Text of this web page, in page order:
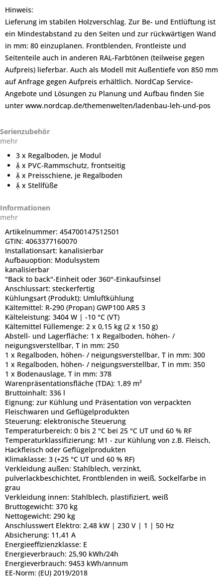
Hinweis:
Lieferung im stabilen Holzverschlag. Zur Be- und Entlüftung ist
ein Mindestabstand zu den Seiten und zur rückwärtigen Wand
in mm: 80 einzuplanen. Frontblenden, Frontleiste und
Seitenteile auch in anderen RAL-Farbtönen (teilweise gegen
Aufpreis) lieferbar. Auch als Modell mit Außentiefe von 850 mm
auf Anfrage gegen Aufpreis erhältlich. NordCap Service-
Angebote und Lösungen zu Planung und Aufbau finden Sie
unter www.nordcap.de/themenwelten/ladenbau-leh-und-pos
Serienzubehör
mehr
3 x Regalboden, je Modul
 x PVC-Rammschutz, frontseitig
 x Preisschiene, je Regalboden
 x Stellfüße
Informationen
mehr
Artikelnummer: 454700147512501
GTIN: 4063377160070
Installationsart: kanalisierbar
Aufbauoption: Modulsystem
kanalisierbar
"Back to back"-Einheit oder 360°-Einkaufsinsel
Anschlussart: steckerfertig
Kühlungsart (Produkt): Umluftkühlung
Kältemittel: R-290 (Propan) GWP100 AR5 3
Kälteleistung: 3404 W | -10 °C (VT)
Kältemittel Füllemenge: 2 x 0,15 kg (2 x 150 g)
Abstell- und Lagerfläche: 1 x Regalboden, höhen- /
neigungsverstellbar, T in mm: 250
1 x Regalboden, höhen- / neigungsverstellbar, T in mm: 300
1 x Regalboden, höhen- / neigungsverstellbar, T in mm: 350
1 x Bodenauslage, T in mm: 378
Warenpräsentationsfläche (TDA): 1,89 m²
Bruttoinhalt: 336 l
Eignung: zur Kühlung und Präsentation von verpackten
Fleischwaren und Geflügelprodukten
Steuerung: elektronische Steuerung
Temperaturbereich: 0 bis 2 °C bei 25 °C UT und 60 % RF
Temperaturklassifizierung: M1 - zur Kühlung von z.B. Fleisch,
Hackfleisch oder Geflügelprodukten
Klimaklasse: 3 (+25 °C UT und 60 % RF)
Verkleidung außen: Stahlblech, verzinkt,
pulverlackbeschichtet, Frontblenden in weiß, Sockelfarbe in
grau
Verkleidung innen: Stahlblech, plastifiziert, weiß
Bruttogewicht: 370 kg
Nettogewicht: 290 kg
Anschlusswert Elektro: 2,48 kW | 230 V | 1 | 50 Hz
Absicherung: 11,41 A
Energieeffizienzklasse: E
Energieverbrauch: 25,90 kWh/24h
Energieverbrauch: 9453 kWh/annum
EE-Norm: (EU) 2019/2018